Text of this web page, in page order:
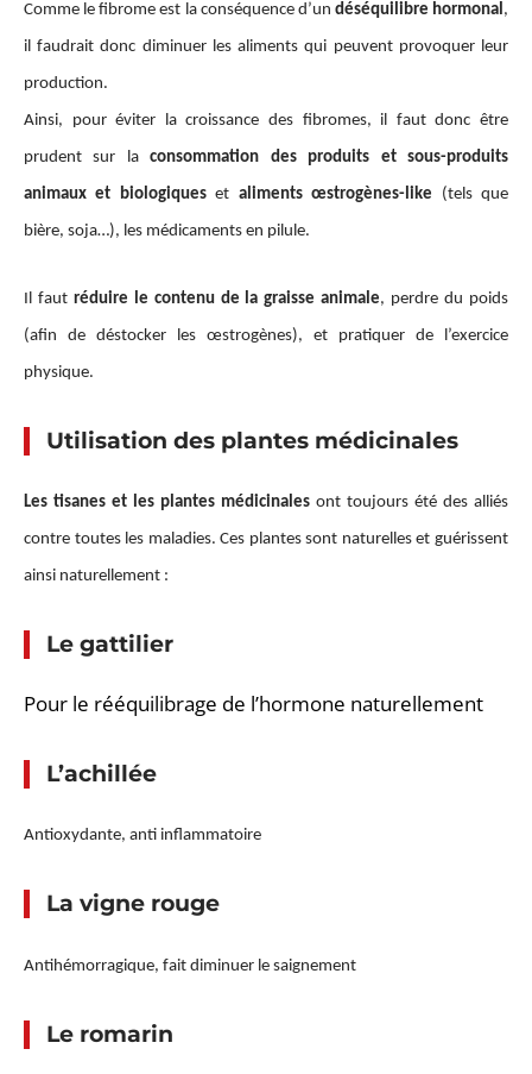
Comme le fibrome est la conséquence d’un déséquilibre hormonal,
il faudrait donc diminuer les aliments qui peuvent provoquer leur
production.
Ainsi, pour éviter la croissance des fibromes, il faut donc être
prudent sur laconsommation des produits et sous-produits
animaux et biologiqueset aliments œstrogènes-like (tels que
bière, soja…), les médicaments en pilule.
Il faut réduire le contenu de la graisse animale, perdre du poids
(afin de déstocker les œstrogènes), et pratiquer de l’exercice
physique.
Utilisation des plantes médicinales
Les tisanes et les plantes médicinales ont toujours été des alliés
contre toutes les maladies. Ces plantes sont naturelles et guérissent
ainsi naturellement :
Le gattilier
Pour le rééquilibrage de l’hormone naturellement
L’achillée
Antioxydante, anti inflammatoire
La vigne rouge
Antihémorragique, fait diminuer le saignement
Le romarin